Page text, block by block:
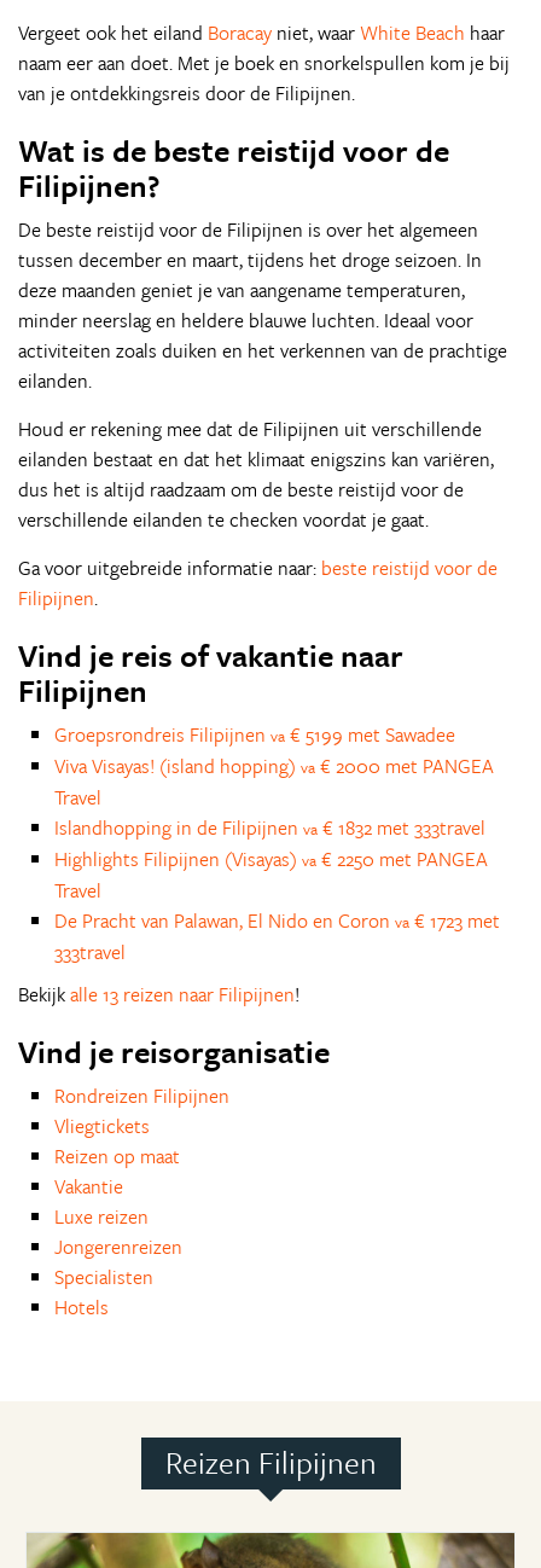
Vergeet ook het eiland Boracay niet, waarWhite Beach haar
naam eer aan doet. Met je boek en snorkelspullen kom je bij
van je ontdekkingsreis door de Filipijnen.
Wat is de beste reistijd voor de
Filipijnen?
De beste reistijd voor de Filipijnen is over het algemeen
tussen december en maart, tijdens het droge seizoen. In
deze maanden geniet je van aangename temperaturen,
minder neerslag en heldere blauwe luchten. Ideaal voor
activiteiten zoals duiken en het verkennen van de prachtige
eilanden.
Houd er rekening mee dat de Filipijnen uit verschillende
eilanden bestaat en dat het klimaat enigszins kan variëren,
dus het is altijd raadzaam om de beste reistijd voor de
verschillende eilanden te checken voordat je gaat.
Ga voor uitgebreide informatie naar: beste reistijd voor de
Filipijnen.
Vind je reis of vakantie naar
Filipijnen
Groepsrondreis Filipijnen va € 5199 met Sawadee
Viva Visayas! (island hopping) va € 2000 met PANGEA
Travel
Islandhopping in de Filipijnen va € 1832 met 333travel
Highlights Filipijnen (Visayas) va € 2250 met PANGEA
Travel
De Pracht van Palawan, El Nido en Coron va € 1723 met
333travel
Bekijkalle 13 reizen naar Filipijnen!
Vind je reisorganisatie
Rondreizen Filipijnen
Vliegtickets
Reizen op maat
Vakantie
Luxe reizen
Jongerenreizen
Specialisten
Hotels
Reizen Filipijnen